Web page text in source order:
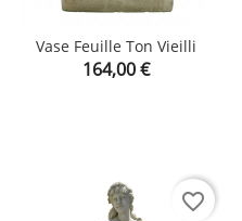
Vase Feuille Ton Vieilli
Prix
164,00 €
favorite_border